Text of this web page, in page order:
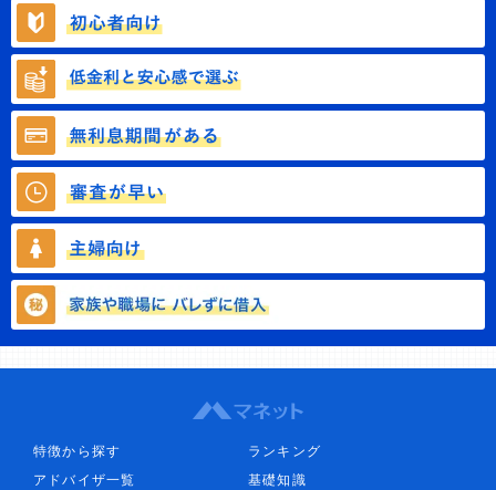
特徴から探す
ランキング
アドバイザ一覧
基礎知識